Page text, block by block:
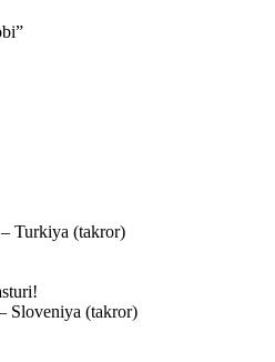
Turkiya (takror)
Sloveniya (takror)